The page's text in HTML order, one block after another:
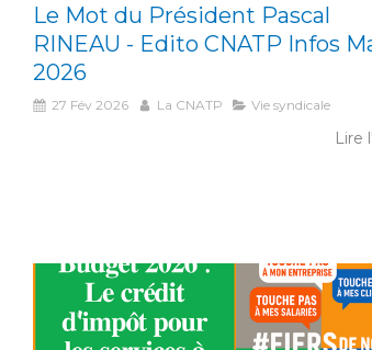
Le Mot du Président Pascal
RINEAU - Edito CNATP Infos
2026
27 Fév 2026 La CNATP Vie syndicale
Lire